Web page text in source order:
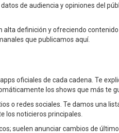
de audiencia y opiniones del
definición y ofreciendo contenido
que publicamos aquí.
oficiales de cada cadena. Te
los shows que más te
o redes sociales. Te damos una
los noticieros principales.
suelen anunciar cambios de